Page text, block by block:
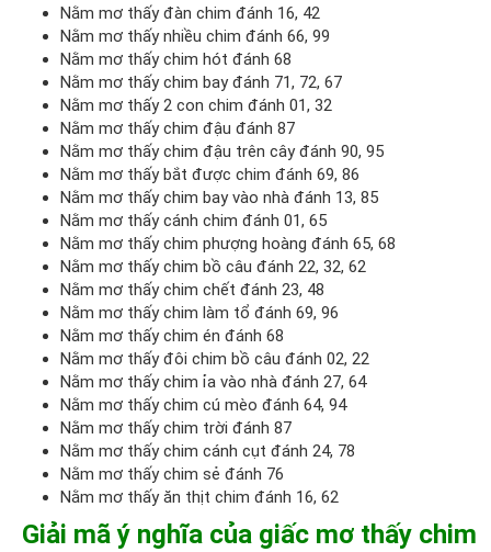
Nằm mơ thấy đàn chim đánh 16, 42
Nằm mơ thấy nhiều chim đánh 66, 99
Nằm mơ thấy chim hót đánh 68
Nằm mơ thấy chim bay đánh 71, 72, 67
Nằm mơ thấy 2 con chim đánh 01, 32
Nằm mơ thấy chim đậu đánh 87
Nằm mơ thấy chim đậu trên cây đánh 90, 95
Nằm mơ thấy bắt được chim đánh 69, 86
Nằm mơ thấy chim bay vào nhà đánh 13, 85
Nằm mơ thấy cánh chim đánh 01, 65
Nằm mơ thấy chim phượng hoàng đánh 65, 68
Nằm mơ thấy chim bồ câu đánh 22, 32, 62
Nằm mơ thấy chim chết đánh 23, 48
Nằm mơ thấy chim làm tổ đánh 69, 96
Nằm mơ thấy chim én đánh 68
Nằm mơ thấy đôi chim bồ câu đánh 02, 22
Nằm mơ thấy chim ỉa vào nhà đánh 27, 64
Nằm mơ thấy chim cú mèo đánh 64, 94
Nằm mơ thấy chim trời đánh 87
Nằm mơ thấy chim cánh cụt đánh 24, 78
Nằm mơ thấy chim sẻ đánh 76
Nằm mơ thấy ăn thịt chim đánh 16, 62
Giải mã ý nghĩa của giấc mơ thấy chim